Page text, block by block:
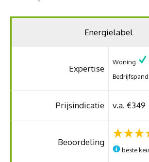
Energielabel
Expertise
Woning
Bedrijfspand
Prijsindicatie v.a. €349
Beoordeling
beste